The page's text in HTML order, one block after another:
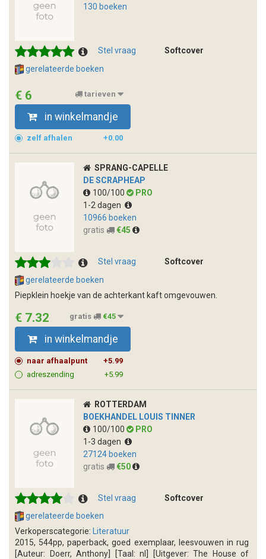
130 boeken
Stel vraag
Softcover
gerelateerde boeken
€ 6 tarieven
in winkelmandje
zelf afhalen +0.00
SPRANG-CAPELLE
DE SCRAPHEAP
100/100
PRO
1-2 dagen
10966 boeken
gratis
€45
Stel vraag
Softcover
gerelateerde boeken
Piepklein hoekje van de achterkant kaft omgevouwen.
€ 7.32 gratis €45
in winkelmandje
naar afhaalpunt
+5.99
adreszending
+5.99
ROTTERDAM
BOEKHANDEL LOUIS TINNER
100/100
PRO
1-3 dagen
27124 boeken
gratis
€50
Stel vraag
Softcover
gerelateerde boeken
Verkoperscategorie:
Literatuur
2015, 544pp, paperback, goed exemplaar, leesvouwen in rug
[Auteur: Doerr, Anthony] [Taal: nl] [Uitgever: The House of